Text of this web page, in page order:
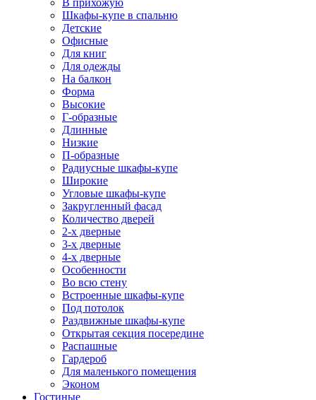
В прихожую
Шкафы-купе в спальню
Детские
Офисные
Для книг
Для одежды
На балкон
Форма
Высокие
Г-образные
Длинные
Низкие
П-образные
Радиусные шкафы-купе
Широкие
Угловые шкафы-купе
Закругленный фасад
Количество дверей
2-х дверные
3-х дверные
4-х дверные
Особенности
Во всю стену
Встроенные шкафы-купе
Под потолок
Раздвижные шкафы-купе
Открытая секция посередине
Распашные
Гардероб
Для маленького помещения
Эконом
Гостиные